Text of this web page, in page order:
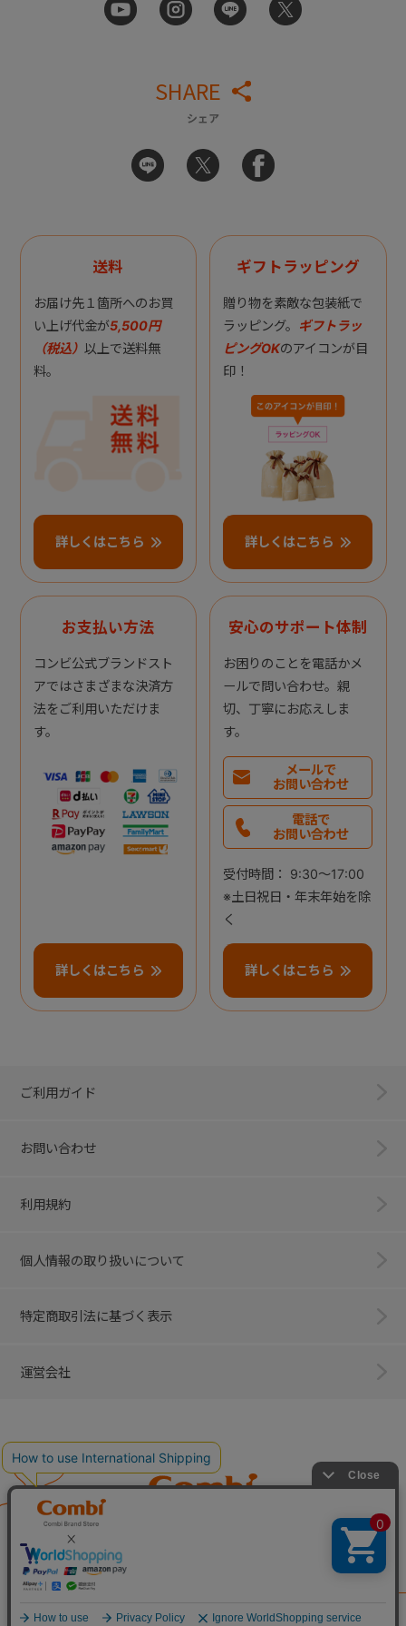
SHARE
シェア
送料
お届け先１箇所へのお買
い上げ代金が5,500円
（税込） 以上で送料無
料。
詳しくはこちら
ギフトラッピング
贈り物を素敵な包装紙で
ラッピング。 ギフトラッ
ピングOKのアイコンが目
印！
詳しくはこちら
お支払い方法
コンビ公式ブランドスト
アではさまざまな決済方
法をご利用いただけま
す。
詳しくはこちら
安心のサポート体制
お困りのことを電話かメ
ールで問い合わせ。親
切、丁寧にお応えしま
す。
メールで
お問い合わせ
電話で
お問い合わせ
受付時間： 9:30～17:00
※土日祝日・年末年始を除
く
詳しくはこちら
ご利用ガイド
お問い合わせ
利用規約
個人情報の取り扱いについて
特定商取引法に基づく表示
運営会社
Combi
ベビー用品のコンビ株式会社